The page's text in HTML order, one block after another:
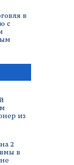
в
с
из
2
в